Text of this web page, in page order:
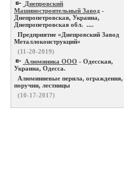
Днепровский
Машиностроительный Завод -
Днепропетровская, Украина,
Днепропетровская обл. ....
Предприятие «Днепровский Завод
Металлоконструкций»
(11-20-2019)
Алюминика ООО - Одесская,
Украина, Одесса.
Алюминиевые перила, ограждения,
поручни, лестницы
(10-17-2017)